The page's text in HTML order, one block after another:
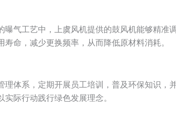
气工艺中，上虞风机提供的鼓风机能够精准
命，减少更换频率，从而降低原材料消耗。
体系，定期开展员工培训，普及环保知识，
际行动践行绿色发展理念。